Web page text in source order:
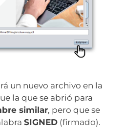
un nuevo archivo en la
la que se abrió para
similar, pero que se
SIGNED(firmado).